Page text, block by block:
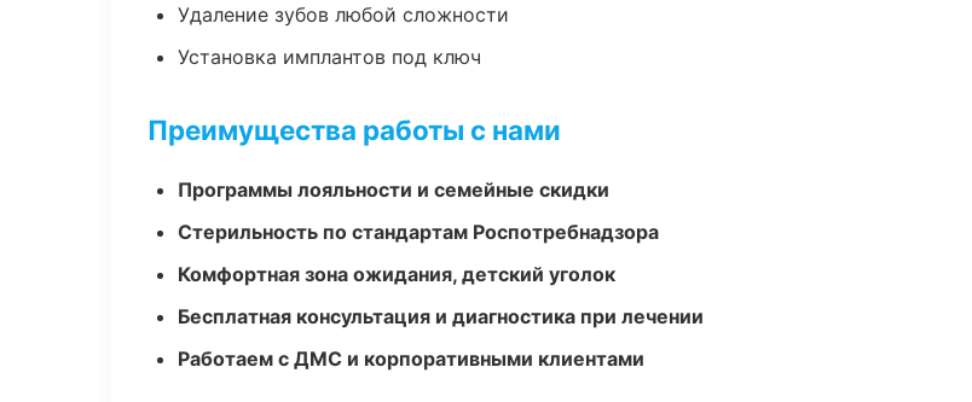
Удаление зубов любой сложности
Установка имплантов под ключ
Преимущества работы с нами
Программы лояльности и семейные скидки
Стерильность по стандартам Роспотребнадзора
Комфортная зона ожидания, детский уголок
Бесплатная консультация и диагностика при лечении
Работаем с ДМС и корпоративными клиентами